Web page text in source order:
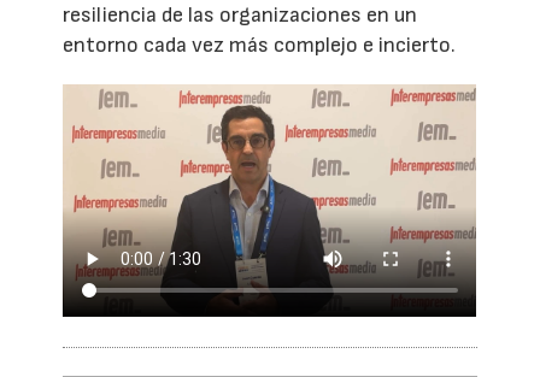
resiliencia de las organizaciones en un
entorno cada vez más complejo e incierto.